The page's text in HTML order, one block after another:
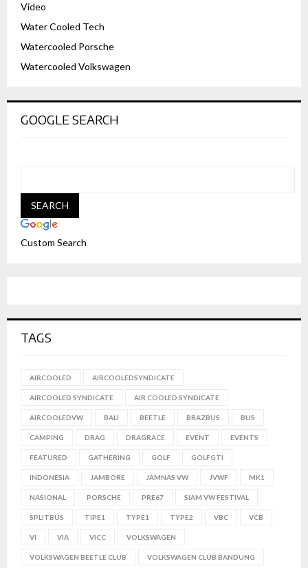
Video
Water Cooled Tech
Watercooled Porsche
Watercooled Volkswagen
GOOGLE SEARCH
Custom Search
TAGS
AIRCOOLED AIRCOOLEDSYNDICATE
AIRCOOLED SYNDICATE AIR COOLED SYNDICATE
AIRCOOLEDVW BALI BEETLE BRAZBUS BUS
CAMPING DRAG DRAGRACE EVENT EVENTS
FEATURED GATHERING GOLF GOLFGTI
INDONESIA JAMBORE JAMNAS VW JVWF MK1
NASIONAL PORSCHE PRE67 SIAM VW FESTIVAL
SPLITBUS TIPE1 TYPE1 TYPE2 VBC VCB
VI VIA VICC VOLKSWAGEN
VOLKSWAGEN BEETLE CLUB VOLKSWAGEN CLUB BANDUNG